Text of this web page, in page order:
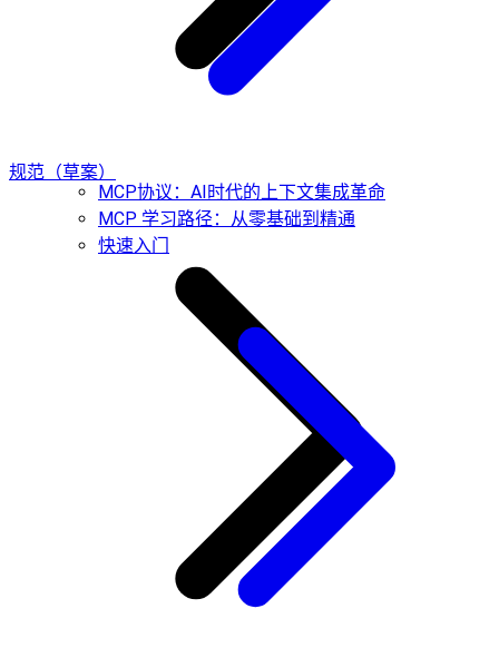
MCP协议：AI时代的上下文集成革命
MCP 学习路径：从零基础到精通
快速入门
规范（草案）